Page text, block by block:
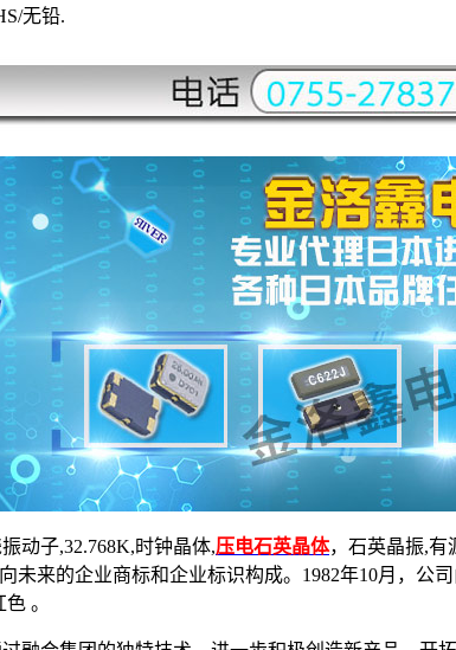
无铅.
动子,32.768K,时钟晶体,压电石英晶体，石英晶振,有
未来的企业商标和企业标识构成。1982年10月，公
。